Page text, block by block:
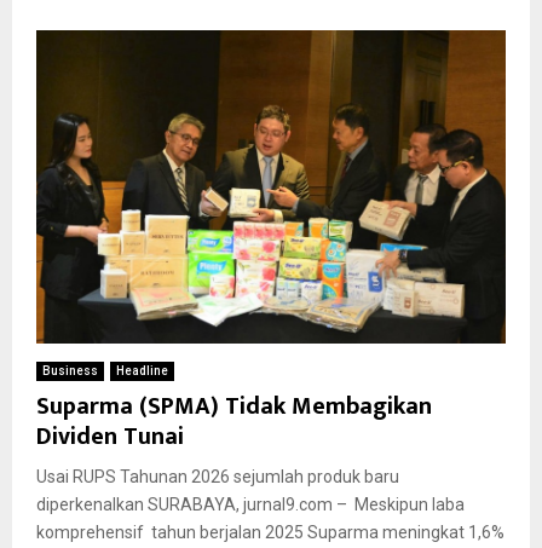
Business Headline
Suparma (SPMA) Tidak Membagikan
Dividen Tunai
Usai RUPS Tahunan 2026 sejumlah produk baru
diperkenalkan SURABAYA, jurnal9.com – Meskipun laba
komprehensif tahun berjalan 2025 Suparma meningkat 1,6%